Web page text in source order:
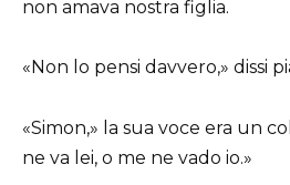
non amava nostra figlia.
«Non lo pensi davvero,» dissi
«Simon,» la sua voce era un
ne va lei, o me ne vado io.»